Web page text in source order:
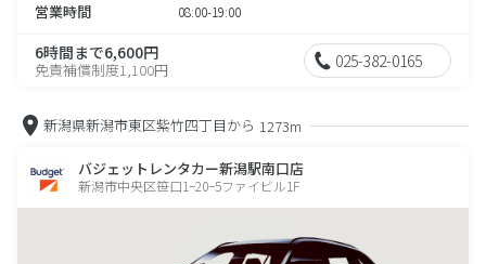
営業時間 08:00-19:00
6時間まで6,600円
免責補償制度1,100円 025-382-0165
新潟県新潟市東区紫竹四丁目から 1273m
バジェットレンタカー新潟駅南口店
新潟市中央区笹口1−20−5ファイビル1F